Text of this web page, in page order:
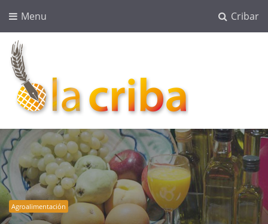
Cribar
Menu
lacriba.net
blog agroalimentario
Agroalimentación